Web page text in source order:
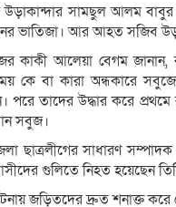
সামছুল আলম বাবুর
ভা‌তিজা। আর আহত স‌জিব
কাকী আলেয়া বেগম জানান,
কে বা কারা অন্ধকারে
প‌রে তা‌দের উদ্ধার ক‌রে
সবুজ।
ছাত্রলী‌গের সাধারণ
গু‌লি‌তে নিহত হ‌য়ে‌ছেন
জড়িতদের দ্রুত শনাক্ত ক‌রে